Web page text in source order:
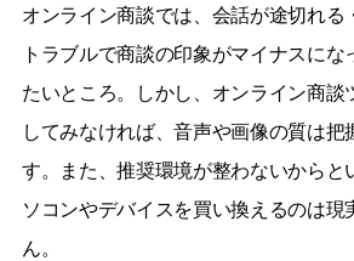
オンライン商談では、会話が途切れる
トラブルで商談の印象がマイナスに
たいところ。しかし、オンライン商談
してみなければ、音声や画像の質は把
す。また、推奨環境が整わないからと
ソコンやデバイスを買い換えるのは現
ん。